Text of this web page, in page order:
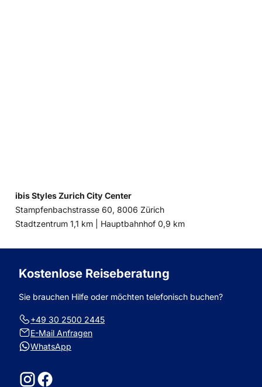
ibis Styles Zurich City Center
Stampfenbachstrasse 60, 8006 Zürich
Entfernung
Stadtzentrum 1,1 km | Entfernung
Hauptbahnhof 0,9 km
Kostenlose Reiseberatung
Sie brauchen Hilfe oder möchten telefonisch buchen?
+49 30 2500 2445
E-Mail Anfragen
WhatsApp
InstagramFacebook